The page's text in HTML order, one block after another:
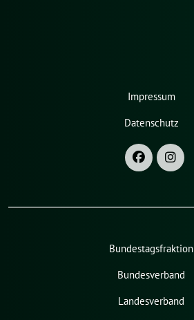
Impressum
Datenschutz
Bundestagsfraktion
Bundesverband
Landesverband